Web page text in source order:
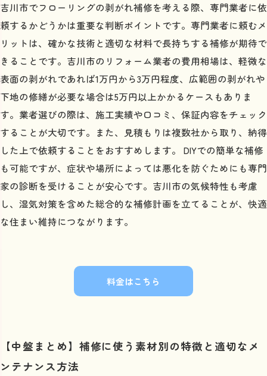
吉川市でフローリングの剥がれ補修を考える際、専門業者に依
頼するかどうかは重要な判断ポイントです。専門業者に頼むメ
リットは、確かな技術と適切な材料で長持ちする補修が期待で
きることです。吉川市のリフォーム業者の費用相場は、軽微な
表面の剥がれであれば1万円から3万円程度、広範囲の剥がれや
下地の修繕が必要な場合は5万円以上かかるケースもありま
す。業者選びの際は、施工実績や口コミ、保証内容をチェック
することが大切です。また、見積もりは複数社から取り、納得
した上で依頼することをおすすめします。 DIYでの簡単な補修
も可能ですが、症状や場所によっては悪化を防ぐためにも専門
家の診断を受けることが安心です。吉川市の気候特性も考慮
し、湿気対策を含めた総合的な補修計画を立てることが、快適
な住まい維持につながります。
料金はこちら
【中盤まとめ】補修に使う素材別の特徴と適切なメ
ンテナンス方法